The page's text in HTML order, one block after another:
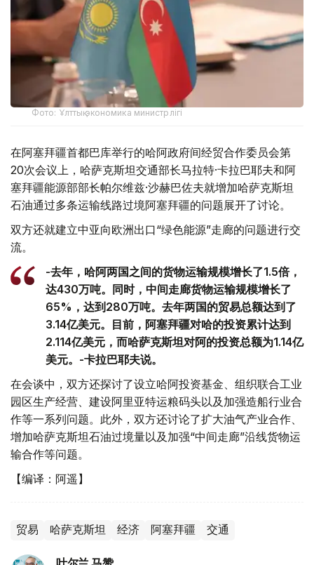
Фото: Ұлттық экономика министрлігі
在阿塞拜疆首都巴库举行的哈阿政府间经贸合作委员会第
20次会议上，哈萨克斯坦交通部长马拉特·卡拉巴耶夫和阿
塞拜疆能源部部长帕尔维兹·沙赫巴佐夫就增加哈萨克斯坦
石油通过多条运输线路过境阿塞拜疆的问题展开了讨论。
双方还就建立中亚向欧洲出口“绿色能源”走廊的问题进行交
流。
-去年，哈阿两国之间的货物运输规模增长了1.5倍，
达430万吨。同时，中间走廊货物运输规模增长了
65%，达到280万吨。去年两国的贸易总额达到了
3.14亿美元。目前，阿塞拜疆对哈的投资累计达到
2.114亿美元，而哈萨克斯坦对阿的投资总额为1.14亿
美元。-卡拉巴耶夫说。
在会谈中，双方还探讨了设立哈阿投资基金、组织联合工业
园区生产经营、建设阿里亚特运粮码头以及加强造船行业合
作等一系列问题。此外，双方还讨论了扩大油气产业合作、
增加哈萨克斯坦石油过境量以及加强“中间走廊”沿线货物运
输合作等问题。
【编译：阿遥】
贸易 哈萨克斯坦 经济 阿塞拜疆 交通